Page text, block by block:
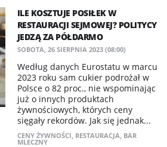
ILE KOSZTUJE POSIŁEK W
RESTAURACJI SEJMOWEJ? POLITYCY
JEDZĄ ZA PÓŁDARMO
SOBOTA, 26 SIERPNIA 2023 (08:00)
Według danych Eurostatu w marcu
2023 roku sam cukier podrożał w
Polsce o 82 proc., nie wspominając
już o innych produktach
żywnościowych, których ceny
sięgały rekordów. Jak się jednak...
CENY ŻYWNOŚCI, RESTAURACJA, BAR
MLECZNY